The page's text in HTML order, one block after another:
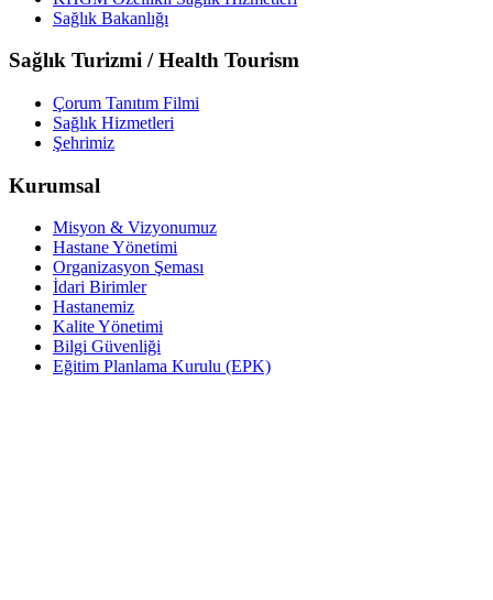
Sağlık Bakanlığı
Sağlık Turizmi / Health Tourism
Çorum Tanıtım Filmi
Sağlık Hizmetleri
Şehrimiz
Kurumsal
Misyon & Vizyonumuz
Hastane Yönetimi
Organizasyon Şeması
İdari Birimler
Hastanemiz
Kalite Yönetimi
Bilgi Güvenliği
Eğitim Planlama Kurulu (EPK)